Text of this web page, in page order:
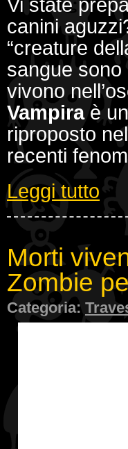
Vi state
canini
“creature
sangue
vivono
Vampiraè
riproposto
recenti
Leggi tutto
Morti
Zombie
Categoria: